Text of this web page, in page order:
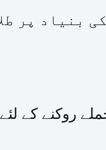
بنیاد پر
روکنے کے